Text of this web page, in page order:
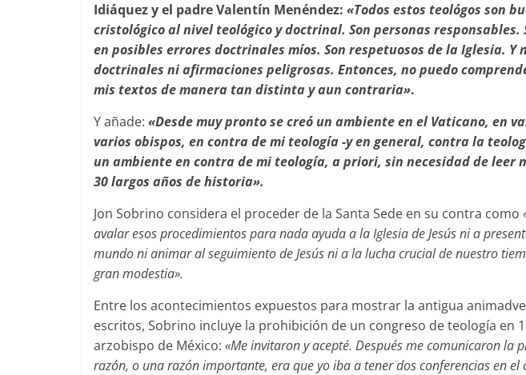
Idiáquez y el padre Valentín Menéndez: «Todos estos teológos son
cristológico al nivel teológico y doctrinal. Son personas
en posibles errores doctrinales míos. Son respetuosos de la Iglesia. Y
doctrinales ni afirmaciones peligrosas. Entonces, no puedo
mis textos de manera tan distinta y aun contraria».
Y añade: «Desde muy pronto se creó un ambiente en el Vaticano, en
varios obispos, en contra de mi teología -y en general, contra la
un ambiente en contra de mi teología, a priori, sin necesidad de leer
30 largos años de historia».
Jon Sobrino considera el proceder de la Santa Sede en su contra como
avalar esos procedimientos para nada ayuda a la Iglesia de Jesús ni a
mundo ni animar al seguimiento de Jesús ni a la lucha crucial de nuestro
gran modestia».
Entre los acontecimientos expuestos para mostrar la antigua
escritos, Sobrino incluye la prohibición de un congreso de teología en
arzobispo de México: «Me invitaron y acepté. Después me comunicaron la
razón, o una razón importante, era que yo iba a tener dos conferencias en el